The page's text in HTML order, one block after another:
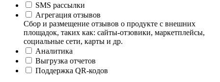
SMS рассылки
Агрегация отзывов
Сбор и размещение отзывов о продукте с внешних
площадок, таких как: сайты-отзовики, маркетплейсы,
социальные сети, карты и др.
Аналитика
Выгрузка отчетов
Поддержка QR-кодов